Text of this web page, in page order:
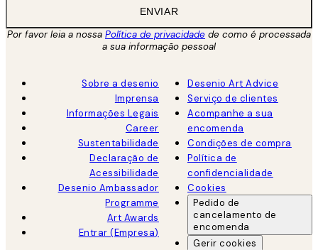
ENVIAR
Por favor leia a nossa Política de privacidade de como é processada
a sua informação pessoal
Sobre a desenio
Imprensa
Informações Legais
Career
Sustentabilidade
Declaração de
Acessibilidade
Desenio Ambassador
Programme
Art Awards
Entrar (Empresa)
Desenio Art Advice
Serviço de clientes
Acompanhe a sua
encomenda
Condições de compra
Política de
confidencialidade
Cookies
Pedido de
cancelamento de
encomenda
Gerir cookies